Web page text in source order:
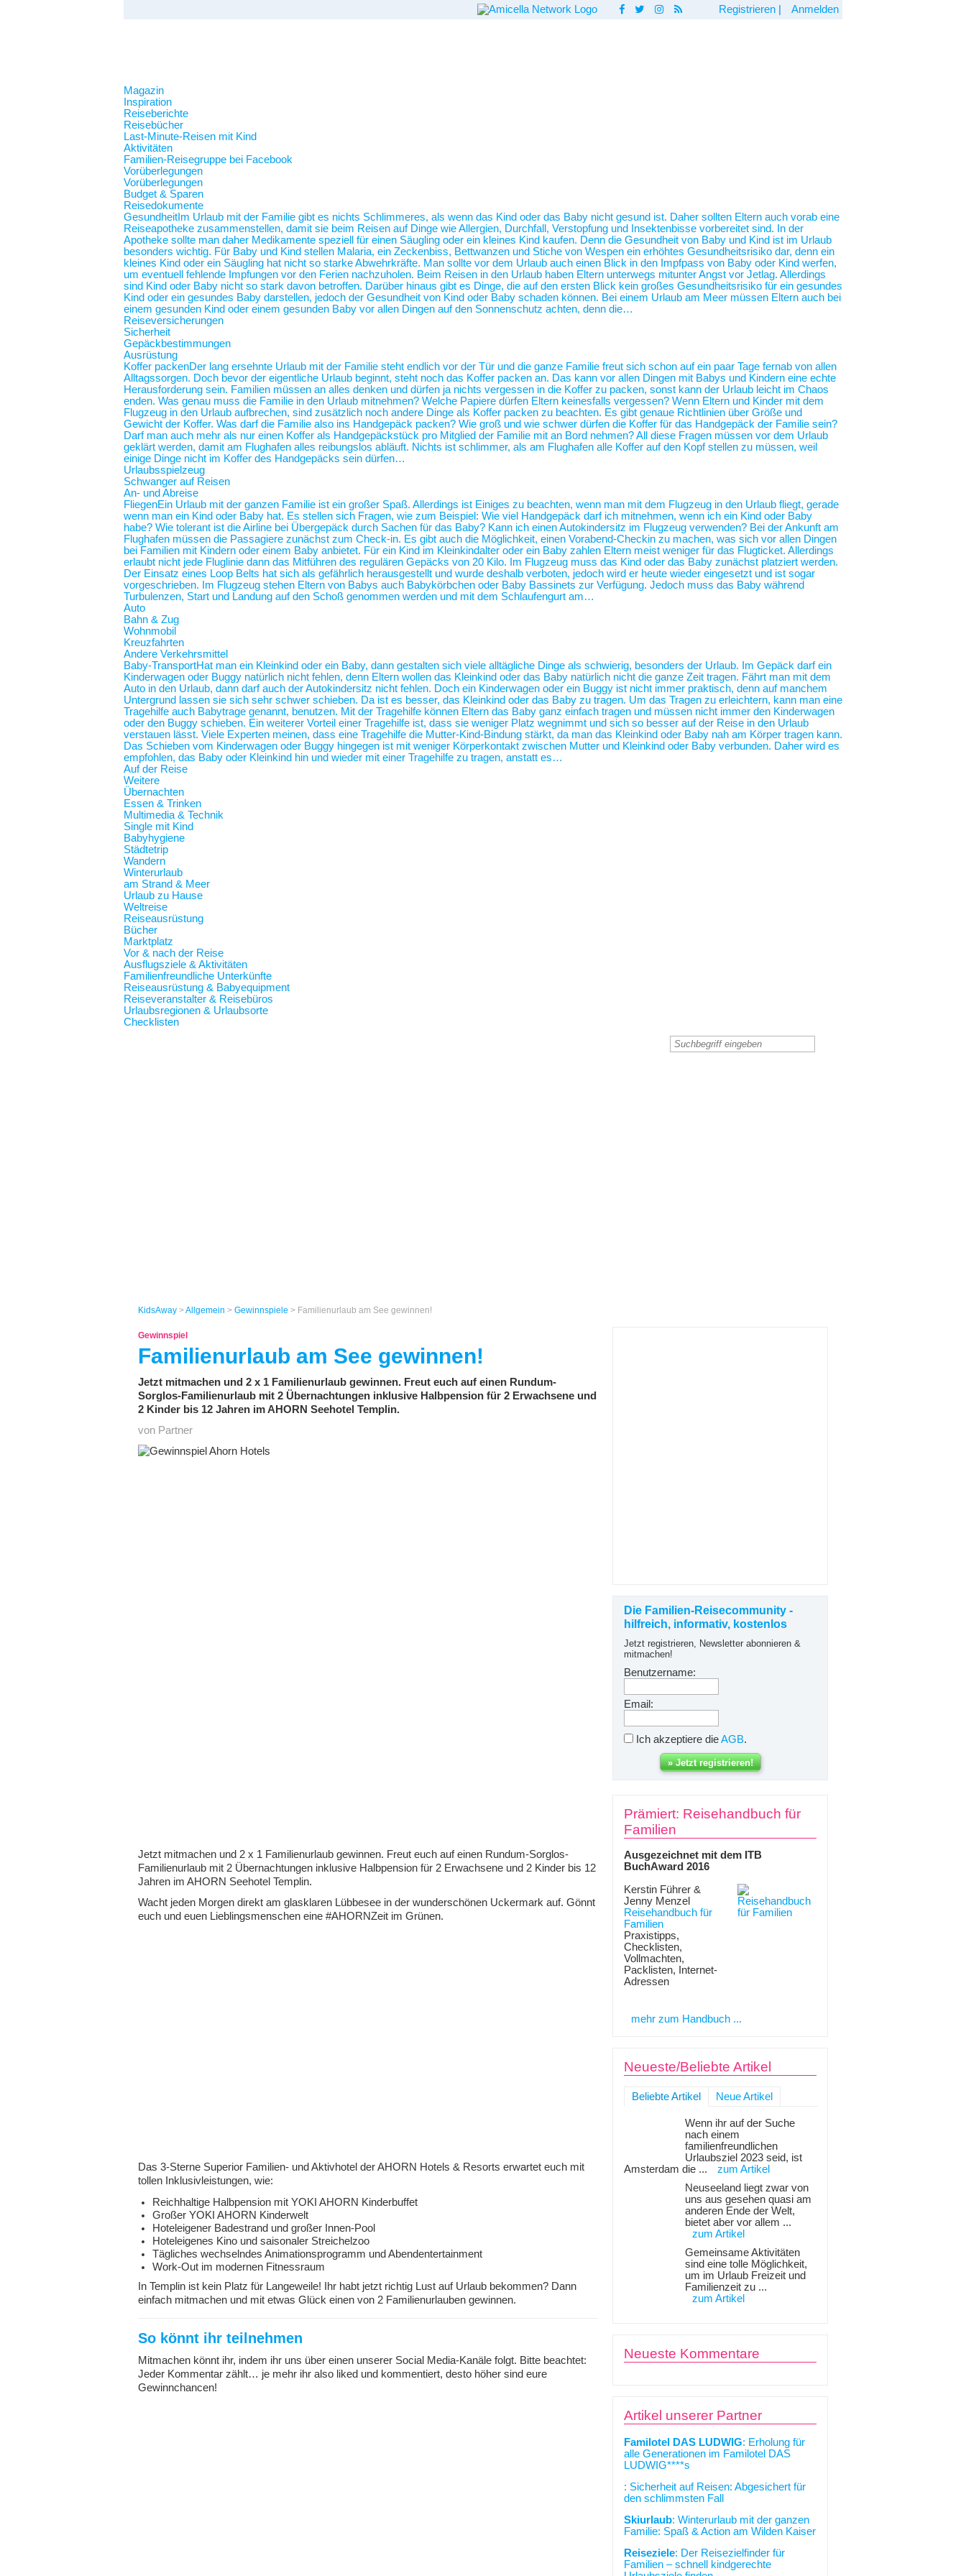
Registrieren Anmelden
Magazin
Inspiration
Reiseberichte
Reisebücher
Last-Minute-Reisen mit Kind
Aktivitäten
Familien-Reisegruppe bei Facebook
Vorüberlegungen
Vorüberlegungen
Budget & Sparen
Reisedokumente
Gesundheit Im Urlaub mit der Familie gibt es nichts Schlimmeres, als wenn das Kind oder das Baby nicht gesund ist. Daher sollten Eltern auch vorab eine
Reiseapotheke zusammenstellen, damit sie beim Reisen auf Dinge wie Allergien, Durchfall, Verstopfung und Insektenbisse vorbereitet sind. In der
Apotheke sollte man daher Medikamente speziell für einen Säugling oder ein kleines Kind kaufen. Denn die Gesundheit von Baby und Kind ist im Urlaub
besonders wichtig. Für Baby und Kind stellen Malaria, ein Zeckenbiss, Bettwanzen und Stiche von Wespen ein erhöhtes Gesundheitsrisiko dar, denn ein
kleines Kind oder ein Säugling hat nicht so starke Abwehrkräfte. Man sollte vor dem Urlaub auch einen Blick in den Impfpass von Baby oder Kind werfen,
um eventuell fehlende Impfungen vor den Ferien nachzuholen. Beim Reisen in den Urlaub haben Eltern unterwegs mitunter Angst vor Jetlag. Allerdings
sind Kind oder Baby nicht so stark davon betroffen. Darüber hinaus gibt es Dinge, die auf den ersten Blick kein großes Gesundheitsrisiko für ein gesundes
Kind oder ein gesundes Baby darstellen, jedoch der Gesundheit von Kind oder Baby schaden können. Bei einem Urlaub am Meer müssen Eltern auch bei
einem gesunden Kind oder einem gesunden Baby vor allen Dingen auf den Sonnenschutz achten, denn die…
Reiseversicherungen
Sicherheit
Gepäckbestimmungen
Ausrüstung
Koffer packenDer lang ersehnte Urlaub mit der Familie steht endlich vor der Tür und die ganze Familie freut sich schon auf ein paar Tage fernab von allen
Alltagssorgen. Doch bevor der eigentliche Urlaub beginnt, steht noch das Koffer packen an. Das kann vor allen Dingen mit Babys und Kindern eine echte
Herausforderung sein. Familien müssen an alles denken und dürfen ja nichts vergessen in die Koffer zu packen, sonst kann der Urlaub leicht im Chaos
enden. Was genau muss die Familie in den Urlaub mitnehmen? Welche Papiere dürfen Eltern keinesfalls vergessen? Wenn Eltern und Kinder mit dem
Flugzeug in den Urlaub aufbrechen, sind zusätzlich noch andere Dinge als Koffer packen zu beachten. Es gibt genaue Richtlinien über Größe und
Gewicht der Koffer. Was darf die Familie also ins Handgepäck packen? Wie groß und wie schwer dürfen die Koffer für das Handgepäck der Familie sein?
Darf man auch mehr als nur einen Koffer als Handgepäckstück pro Mitglied der Familie mit an Bord nehmen? All diese Fragen müssen vor dem Urlaub
geklärt werden, damit am Flughafen alles reibungslos abläuft. Nichts ist schlimmer, als am Flughafen alle Koffer auf den Kopf stellen zu müssen, weil
einige Dinge nicht im Koffer des Handgepäcks sein dürfen…
Urlaubsspielzeug
Schwanger auf Reisen
An- und Abreise
FliegenEin Urlaub mit der ganzen Familie ist ein großer Spaß. Allerdings ist Einiges zu beachten, wenn man mit dem Flugzeug in den Urlaub fliegt, gerade
wenn man ein Kind oder Baby hat. Es stellen sich Fragen, wie zum Beispiel: Wie viel Handgepäck darf ich mitnehmen, wenn ich ein Kind oder Baby
habe? Wie tolerant ist die Airline bei Übergepäck durch Sachen für das Baby? Kann ich einen Autokindersitz im Flugzeug verwenden? Bei der Ankunft am
Flughafen müssen die Passagiere zunächst zum Check-in. Es gibt auch die Möglichkeit, einen Vorabend-Checkin zu machen, was sich vor allen Dingen
bei Familien mit Kindern oder einem Baby anbietet. Für ein Kind im Kleinkindalter oder ein Baby zahlen Eltern meist weniger für das Flugticket. Allerdings
erlaubt nicht jede Fluglinie dann das Mitführen des regulären Gepäcks von 20 Kilo. Im Flugzeug muss das Kind oder das Baby zunächst platziert werden.
Der Einsatz eines Loop Belts hat sich als gefährlich herausgestellt und wurde deshalb verboten, jedoch wird er heute wieder eingesetzt und ist sogar
vorgeschrieben. Im Flugzeug stehen Eltern von Babys auch Babykörbchen oder Baby Bassinets zur Verfügung. Jedoch muss das Baby während
Turbulenzen, Start und Landung auf den Schoß genommen werden und mit dem Schlaufengurt am…
Auto
Bahn & Zug
Wohnmobil
Kreuzfahrten
Andere Verkehrsmittel
Baby-TransportHat man ein Kleinkind oder ein Baby, dann gestalten sich viele alltägliche Dinge als schwierig, besonders der Urlaub. Im Gepäck darf ein
Kinderwagen oder Buggy natürlich nicht fehlen, denn Eltern wollen das Kleinkind oder das Baby natürlich nicht die ganze Zeit tragen. Fährt man mit dem
Auto in den Urlaub, dann darf auch der Autokindersitz nicht fehlen. Doch ein Kinderwagen oder ein Buggy ist nicht immer praktisch, denn auf manchem
Untergrund lassen sie sich sehr schwer schieben. Da ist es besser, das Kleinkind oder das Baby zu tragen. Um das Tragen zu erleichtern, kann man eine
Tragehilfe auch Babytrage genannt, benutzen. Mit der Tragehilfe können Eltern das Baby ganz einfach tragen und müssen nicht immer den Kinderwagen
oder den Buggy schieben. Ein weiterer Vorteil einer Tragehilfe ist, dass sie weniger Platz wegnimmt und sich so besser auf der Reise in den Urlaub
verstauen lässt. Viele Experten meinen, dass eine Tragehilfe die Mutter-Kind-Bindung stärkt, da man das Kleinkind oder Baby nah am Körper tragen kann.
Das Schieben vom Kinderwagen oder Buggy hingegen ist mit weniger Körperkontakt zwischen Mutter und Kleinkind oder Baby verbunden. Daher wird es
empfohlen, das Baby oder Kleinkind hin und wieder mit einer Tragehilfe zu tragen, anstatt es…
Auf der Reise
Weitere
Übernachten
Essen & Trinken
Multimedia & Technik
Single mit Kind
Babyhygiene
Städtetrip
Wandern
Winterurlaub
am Strand & Meer
Urlaub zu Hause
Weltreise
Reiseausrüstung
Bücher
Marktplatz
Vor & nach der Reise
Ausflugsziele & Aktivitäten
Familienfreundliche Unterkünfte
Reiseausrüstung & Babyequipment
Reiseveranstalter & Reisebüros
Urlaubsregionen & Urlaubsorte
Checklisten
KidsAway >Allgemein > Gewinnspiele > Familienurlaub am See gewinnen!
Gewinnspiel
Familienurlaub am See gewinnen!
Jetzt mitmachen und 2 x 1 Familienurlaub gewinnen. Freut euch auf einen Rundum-
Sorglos-Familienurlaub mit 2 Übernachtungen inklusive Halbpension für 2 Erwachsene und
2 Kinder bis 12 Jahren im AHORN Seehotel Templin.
von Partner
Jetzt mitmachen und 2 x 1 Familienurlaub gewinnen. Freut euch auf einen Rundum-Sorglos-
Familienurlaub mit 2 Übernachtungen inklusive Halbpension für 2 Erwachsene und 2 Kinder bis 12
Jahren im AHORN Seehotel Templin.
Wacht jeden Morgen direkt am glasklaren Lübbesee in der wunderschönen Uckermark auf. Gönnt
euch und euen Lieblingsmenschen eine #AHORNZeit im Grünen.
Das 3-Sterne Superior Familien- und Aktivhotel der AHORN Hotels & Resorts erwartet euch mit
tollen Inklusivleistungen, wie:
Reichhaltige Halbpension mit YOKI AHORN Kinderbuffet
Großer YOKI AHORN Kinderwelt
Hoteleigener Badestrand und großer Innen-Pool
Hoteleigenes Kino und saisonaler Streichelzoo
Tägliches wechselndes Animationsprogramm und Abendentertainment
Work-Out im modernen Fitnessraum
In Templin ist kein Platz für Langeweile! Ihr habt jetzt richtig Lust auf Urlaub bekommen? Dann
einfach mitmachen und mit etwas Glück einen von 2 Familienurlauben gewinnen.
So könnt ihr teilnehmen
Mitmachen könnt ihr, indem ihr uns über einen unserer Social Media-Kanäle folgt. Bitte beachtet:
Jeder Kommentar zählt… je mehr ihr also liked und kommentiert, desto höher sind eure
Gewinnchancen!
Die Familien-Reisecommunity -
hilfreich, informativ, kostenlos
Jetzt registrieren, Newsletter abonnieren &
mitmachen!
Benutzername:
Email:
Ich akzeptiere dieAGB.
Prämiert: Reisehandbuch für
Familien
Ausgezeichnet mit dem ITB
BuchAward 2016
Kerstin Führer &
Jenny Menzel
Reisehandbuch für
Familien
Praxistipps,
Checklisten,
Vollmachten,
Packlisten, Internet-
Adressen
mehr zum Handbuch ...
Neueste/Beliebte Artikel
Beliebte Artikel Neue Artikel
Wenn ihr auf der Suche
nach einem
familienfreundlichen
Urlaubsziel 2023 seid, ist
Amsterdam die ...
zum Artikel
Neuseeland liegt zwar von
uns aus gesehen quasi am
anderen Ende der Welt,
bietet aber vor allem ...
zum Artikel
Gemeinsame Aktivitäten
sind eine tolle Möglichkeit,
um im Urlaub Freizeit und
Familienzeit zu ...
zum Artikel
Neueste Kommentare
Artikel unserer Partner
Familotel DAS LUDWIG: Erholung für
alle Generationen im Familotel DAS
LUDWIG****s
: Sicherheit auf Reisen: Abgesichert für
den schlimmsten Fall
Skiurlaub: Winterurlaub mit der ganzen
Familie: Spaß & Action am Wilden Kaiser
Reiseziele: Der Reisezielfinder für
Familien – schnell kindgerechte